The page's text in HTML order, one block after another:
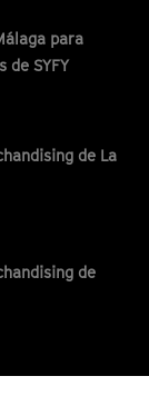
para
SYFY
de La
de